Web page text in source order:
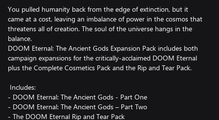
You pulled humanity back from the edge of extinction, but it
came at a cost, leaving an imbalance of power in the cosmos that
threatens all of creation. The soul of the universe hangs in the
balance.
DOOM Eternal: The Ancient Gods Expansion Pack includes both
campaign expansions for the critically-acclaimed DOOM Eternal
plus the Complete Cosmetics Pack and the Rip and Tear Pack.
Includes:
- DOOM Eternal: The Ancient Gods - Part One
- DOOM Eternal: The Ancient Gods – Part Two
- The DOOM Eternal Rip and Tear Pack